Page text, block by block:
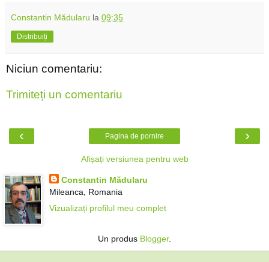
Constantin Mădularu la 09:35
Distribuiți
Niciun comentariu:
Trimiteți un comentariu
‹ ›
Pagina de pornire
Afișați versiunea pentru web
Constantin Mădularu
Mileanca, Romania
Vizualizați profilul meu complet
Un produs Blogger.